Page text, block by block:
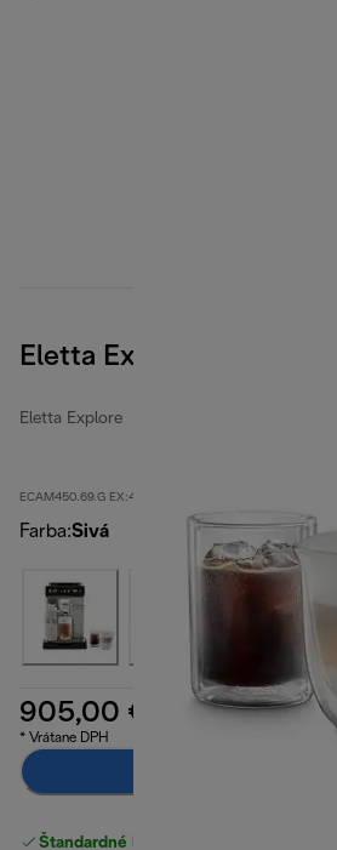
Eletta Explore, tmavosivá
Eletta Explore
ECAM450.69.G EX:4
Farba:Sivá
905,00 €
* Vrátane DPH
Štandardné bezplatné doručenie